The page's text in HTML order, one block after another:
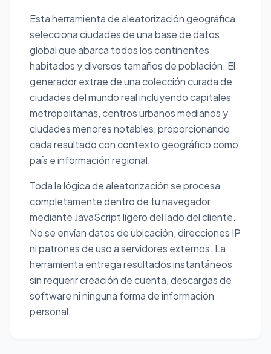
Esta herramienta de aleatorización geográfica
selecciona ciudades de una base de datos
global que abarca todos los continentes
habitados y diversos tamaños de población. El
generador extrae de una colección curada de
ciudades del mundo real incluyendo capitales
metropolitanas, centros urbanos medianos y
ciudades menores notables, proporcionando
cada resultado con contexto geográfico como
país e información regional.
Toda la lógica de aleatorización se procesa
completamente dentro de tu navegador
mediante JavaScript ligero del lado del cliente.
No se envían datos de ubicación, direcciones IP
ni patrones de uso a servidores externos. La
herramienta entrega resultados instantáneos
sin requerir creación de cuenta, descargas de
software ni ninguna forma de información
personal.